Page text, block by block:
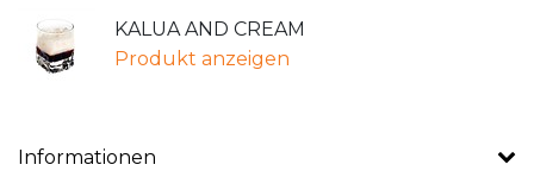
KALUA AND CREAM
Produkt anzeigen
Informationen